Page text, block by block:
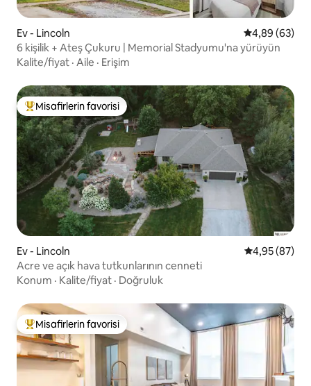
Ev - Lincoln 5 üzerinden
4,89 (63)
6 kişilik + Ateş Çukuru | Memorial Stadyumu'na yürüyün
Kalite/fiyat · Aile · Erişim
Misafirlerin favorilerinden en beğenilenler arasında
Misafirlerin favorisi
Ev - Lincoln 5 üzerinden
4,95 (87)
Acre ve açık hava tutkunlarının cenneti
Konum · Kalite/fiyat · Doğruluk
Misafirlerin favorilerinden en beğenilenler arasında
Misafirlerin favorisi